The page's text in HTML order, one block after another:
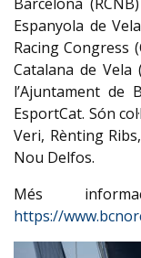
Espanyola de
Racing Congress
Catalana de Vela
l’Ajuntament de
EsportCat. Són
Veri, Rènting
Nou Delfos.
Més
https://